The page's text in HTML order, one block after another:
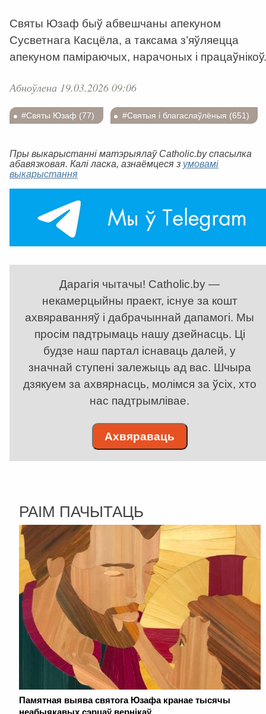
Святы Юзаф быў абвешчаны апекуном
Сусветнага Касцёла, а таксама з’яўляецца
апекуном паміраючых, нарачоных і працаўнікоў.
Абноўлена 19.03.2026 09:06
#Святы Юзаф (77) #Святыя і благаслаўлёныя (651)
Пры выкарыстанні матэрыялаў Catholic.by спасылка
абавязковая. Калі ласка, азнаёмцеся з умовамі
выкарыстання
Дарагія чытачы! Catholic.by —
некамерцыйны праект, існуе за кошт
ахвяраванняў і дабрачыннай дапамогі. Мы
просім падтрымаць нашу дзейнасць. Ці
будзе наш партал існаваць далей, у
значнай ступені залежыць ад вас. Шчыра
дзякуем за ахвярнасць, молімся за ўсіх, хто
нас падтрымлівае.
Ахвяраваць
РАІМ ПАЧЫТАЦЬ
Памятная выява святога Юзафа кранае тысячы